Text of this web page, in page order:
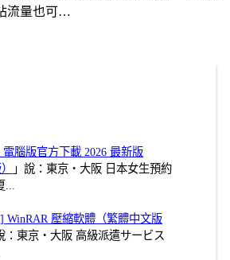
流量也可…
腦版官方下載 2026 最新版
」說：東京・大阪 日本女生預約
WinRAR 壓縮軟體（繁體中文版
：東京・大阪 高級派遣サービス